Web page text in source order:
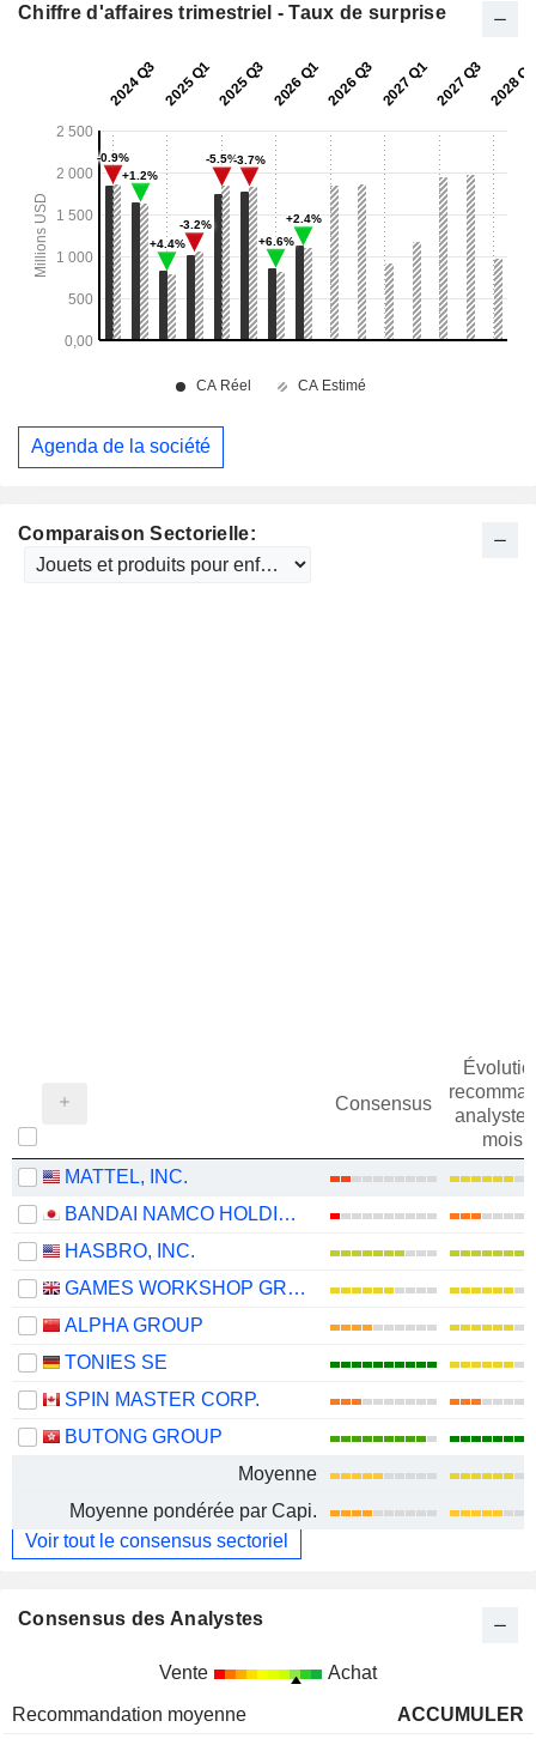
Comparaison Sectorielle:
Consensus
mois
MATTEL, INC.
BANDAI NAMCO HOLDINGS INC.
HASBRO, INC.
GAMES WORKSHOP GROUP PLC
ALPHA GROUP
TONIES SE
SPIN MASTER CORP.
BUTONG GROUP
Moyenne
Moyenne pondérée par Capi.
Voir tout le consensus sectoriel
Consensus des Analystes
Vente Achat
Recommandation moyenne
ACCUMULER
Chiffre d'affaires trimestriel - Taux de surprise
Agenda de la société